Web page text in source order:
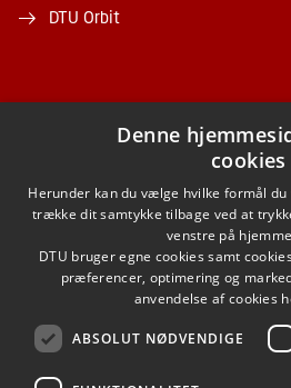
DTU Orbit
FACEBOOK
LINKEDIN
YOUTUBE
Denne
cookies
Herunder kan du vælge hvilke formål
trække dit samtykke tilbage ved at
venstre på
DTU bruger egne cookies samt
præferencer, optimering og
anvendelse af cookies
ABSOLUT NØDVENDIGE